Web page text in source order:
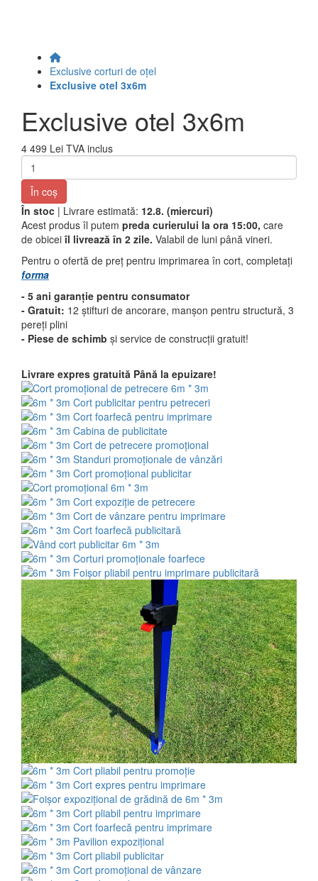
Exclusive corturi de oțel
Exclusive otel 3x6m
Exclusive otel 3x6m
4 499 Lei TVA inclus
În coş
În stoc | Livrare estimată: 12.8. (miercuri)
Acest produs îl putem preda curierului la ora 15:00, care
de obiceiîl livrează în 2 zile. Valabil de luni până vineri.
Pentru o ofertă de preț pentru imprimarea în cort, completați
forma
- 5 ani garanție pentru consumator
- Gratuit: 12 știfturi de ancorare, manșon pentru structură, 3
pereți plini
- Piese de schimb și service de construcții gratuit!
Livrare expres gratuită Până la epuizare!